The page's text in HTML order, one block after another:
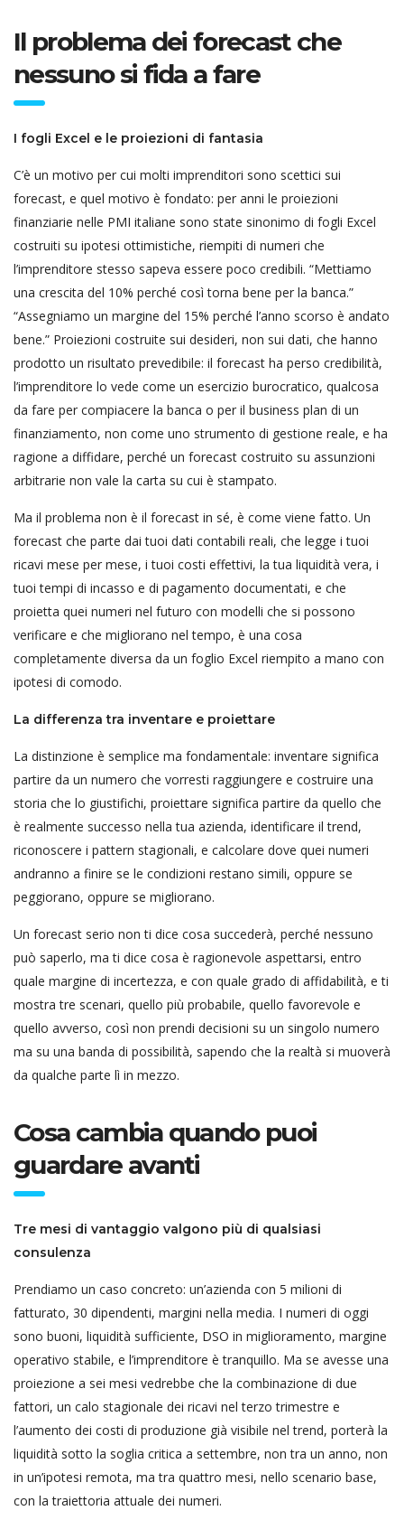
Il problema dei forecast che
nessuno si fida a fare
I fogli Excel e le proiezioni di fantasia
C’è un motivo per cui molti imprenditori sono scettici sui
forecast, e quel motivo è fondato: per anni le proiezioni
finanziarie nelle PMI italiane sono state sinonimo di fogli Excel
costruiti su ipotesi ottimistiche, riempiti di numeri che
l’imprenditore stesso sapeva essere poco credibili. “Mettiamo
una crescita del 10% perché così torna bene per la banca.”
“Assegniamo un margine del 15% perché l’anno scorso è andato
bene.” Proiezioni costruite sui desideri, non sui dati, che hanno
prodotto un risultato prevedibile: il forecast ha perso credibilità,
l’imprenditore lo vede come un esercizio burocratico, qualcosa
da fare per compiacere la banca o per il business plan di un
finanziamento, non come uno strumento di gestione reale, e ha
ragione a diffidare, perché un forecast costruito su assunzioni
arbitrarie non vale la carta su cui è stampato.
Ma il problema non è il forecast in sé, è come viene fatto. Un
forecast che parte dai tuoi dati contabili reali, che legge i tuoi
ricavi mese per mese, i tuoi costi effettivi, la tua liquidità vera, i
tuoi tempi di incasso e di pagamento documentati, e che
proietta quei numeri nel futuro con modelli che si possono
verificare e che migliorano nel tempo, è una cosa
completamente diversa da un foglio Excel riempito a mano con
ipotesi di comodo.
La differenza tra inventare e proiettare
La distinzione è semplice ma fondamentale: inventare significa
partire da un numero che vorresti raggiungere e costruire una
storia che lo giustifichi, proiettare significa partire da quello che
è realmente successo nella tua azienda, identificare il trend,
riconoscere i pattern stagionali, e calcolare dove quei numeri
andranno a finire se le condizioni restano simili, oppure se
peggiorano, oppure se migliorano.
Un forecast serio non ti dice cosa succederà, perché nessuno
può saperlo, ma ti dice cosa è ragionevole aspettarsi, entro
quale margine di incertezza, e con quale grado di affidabilità, e ti
mostra tre scenari, quello più probabile, quello favorevole e
quello avverso, così non prendi decisioni su un singolo numero
ma su una banda di possibilità, sapendo che la realtà si muoverà
da qualche parte lì in mezzo.
Cosa cambia quando puoi
guardare avanti
Tre mesi di vantaggio valgono più di qualsiasi
consulenza
Prendiamo un caso concreto: un’azienda con 5 milioni di
fatturato, 30 dipendenti, margini nella media. I numeri di oggi
sono buoni, liquidità sufficiente, DSO in miglioramento, margine
operativo stabile, e l’imprenditore è tranquillo. Ma se avesse una
proiezione a sei mesi vedrebbe che la combinazione di due
fattori, un calo stagionale dei ricavi nel terzo trimestre e
l’aumento dei costi di produzione già visibile nel trend, porterà la
liquidità sotto la soglia critica a settembre, non tra un anno, non
in un’ipotesi remota, ma tra quattro mesi, nello scenario base,
con la traiettoria attuale dei numeri.